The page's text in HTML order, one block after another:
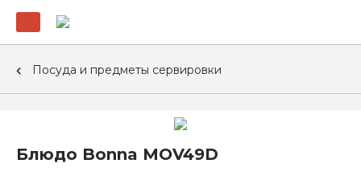
Посуда и предметы сервировки
Блюдо Bonna MOV49D